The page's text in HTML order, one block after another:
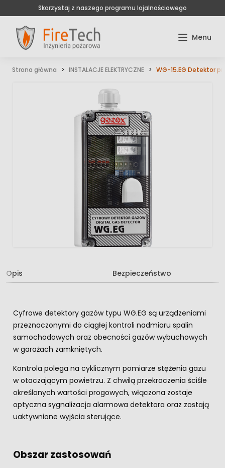
Skorzystaj z naszego programu lojalnościowego
Strona główna INSTALACJE ELEKTRYCZNE WG-15.EG Detektor
Opis Bezpieczeństwo
Cyfrowe detektory gazów typu WG.EG są urządzeniami
przeznaczonymi do ciągłej kontroli nadmiaru spalin
samochodowych oraz obecności gazów wybuchowych
w garażach zamkniętych.
Kontrola polega na cyklicznym pomiarze stężenia gazu
w otaczającym powietrzu. Z chwilą przekroczenia ściśle
określonych wartości progowych, włączona zostaje
optyczna sygnalizacja alarmowa detektora oraz zostają
uaktywnione wyjścia sterujące.
Obszar zastosowań